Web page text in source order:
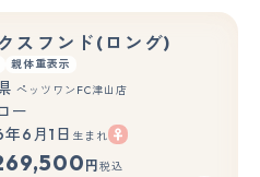
スフンド(ロング)
親体重表示
ペッツワンFC津山店
ー
6月1日 生まれ
円 税込